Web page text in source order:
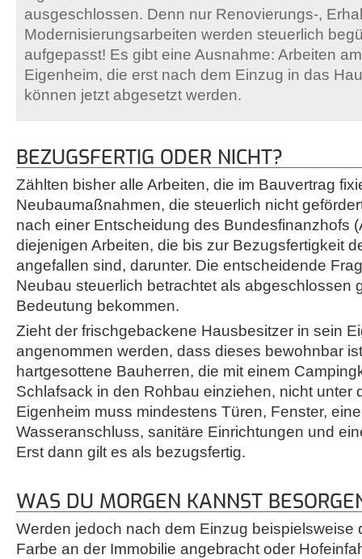
ausgeschlossen. Denn nur Renovierungs-,
Modernisierungsarbeiten werden steuerlich
aufgepasst! Es gibt eine Ausnahme: Arbeiten
Eigenheim, die erst nach dem Einzug in das
können jetzt abgesetzt werden.
BEZUGSFERTIG ODER NICHT?
Zählten bisher alle Arbeiten, die im Bauvertrag
Neubaumaßnahmen, die steuerlich nicht
nach einer Entscheidung des Bundesfinanzhofs
diejenigen Arbeiten, die bis zur Bezugsfertigkeit
angefallen sind, darunter. Die entscheidende
Neubau steuerlich betrachtet als abgeschlossen
Bedeutung bekommen.
Zieht der frischgebackene Hausbesitzer in sein
angenommen werden, dass dieses bewohnbar
hartgesottene Bauherren, die mit einem
Schlafsack in den Rohbau einziehen, nicht unter
Eigenheim muss mindestens Türen, Fenster,
Wasseranschluss, sanitäre Einrichtungen und
Erst dann gilt es als bezugsfertig.
WAS DU MORGEN KANNST
Werden jedoch nach dem Einzug beispielsweise
Farbe an der Immobilie angebracht oder